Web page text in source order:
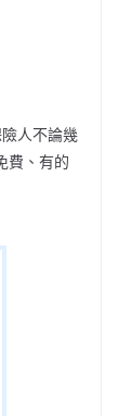
人不論幾
費、有的